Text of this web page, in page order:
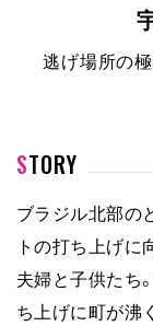
逃げ場所の
STORY
ブラジル北部の
トの打ち上げに
夫婦と子供たち
ち上げに町が沸